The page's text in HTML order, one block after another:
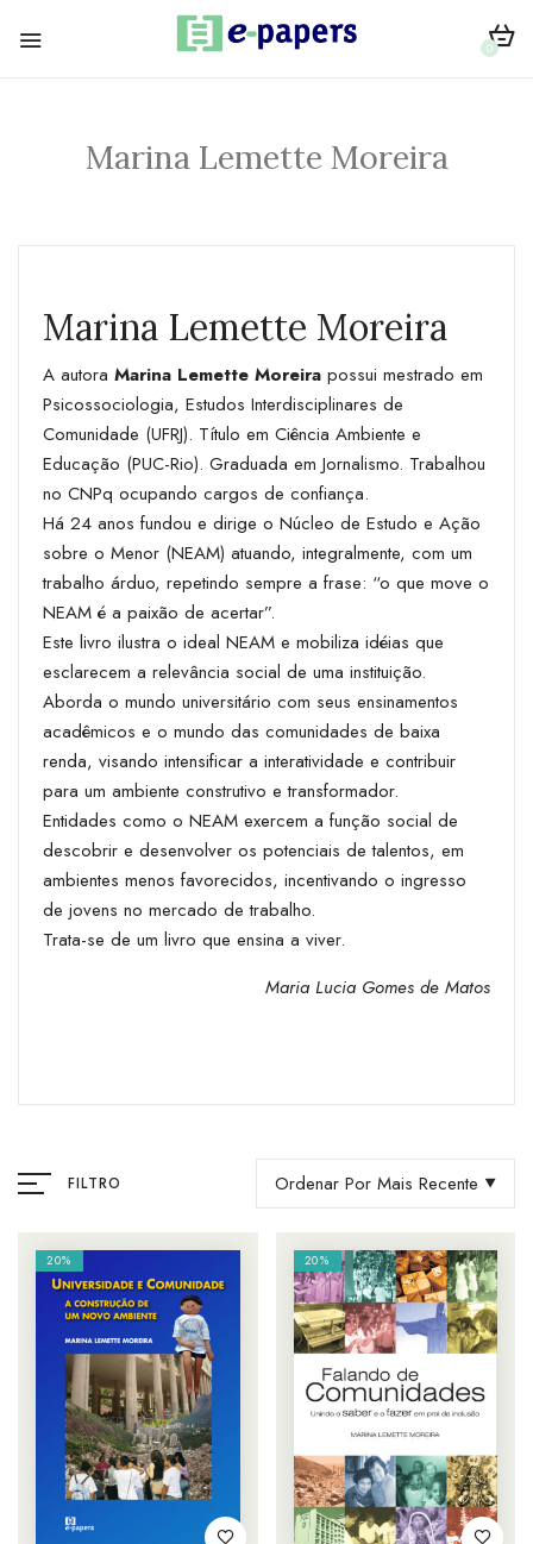
0
Marina Lemette Moreira
Marina Lemette Moreira
A autora Marina Lemette Moreira possui mestrado em
Psicossociologia, Estudos Interdisciplinares de
Comunidade (UFRJ). Título em Ciência Ambiente e
Educação (PUC-Rio). Graduada em Jornalismo. Trabalhou
no CNPq ocupando cargos de confiança.
Há 24 anos fundou e dirige o Núcleo de Estudo e Ação
sobre o Menor (NEAM) atuando, integralmente, com um
trabalho árduo, repetindo sempre a frase: “o que move o
NEAM é a paixão de acertar”.
Este livro ilustra o ideal NEAM e mobiliza idéias que
esclarecem a relevância social de uma instituição.
Aborda o mundo universitário com seus ensinamentos
acadêmicos e o mundo das comunidades de baixa
renda, visando intensificar a interatividade e contribuir
para um ambiente construtivo e transformador.
Entidades como o NEAM exercem a função social de
descobrir e desenvolver os potenciais de talentos, em
ambientes menos favorecidos, incentivando o ingresso
de jovens no mercado de trabalho.
Trata-se de um livro que ensina a viver.
Maria Lucia Gomes de Matos
FILTRO Ordenar Por Mais Recente
20% 20%